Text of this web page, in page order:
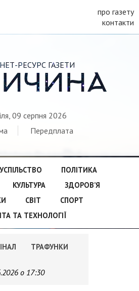
про газету
контакти
РЕСУРС ГАЗЕТИ
09 серпня 2026
Передплата
ПОЛІТИКА
КУЛЬТУРА
ЗДОРОВ’Я
СВІТ
СПОРТ
ТА ТЕХНОЛОГІЇ
ТРАФУНКИ
о 17:30